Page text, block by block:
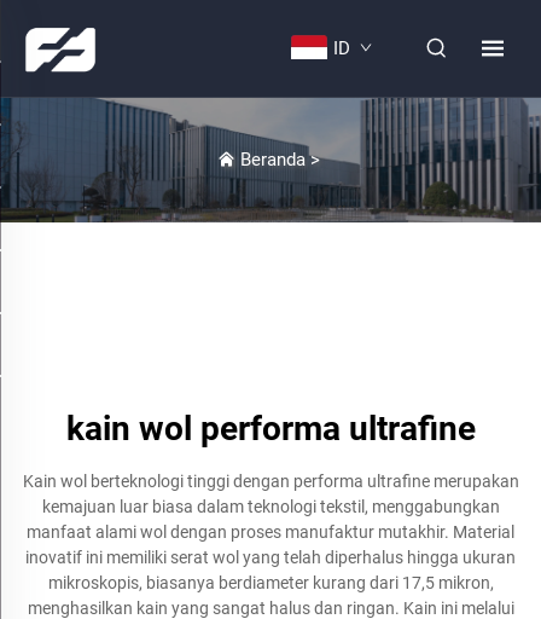
ID
Beranda>
kain wol performa ultrafine
Kain wol berteknologi tinggi dengan performa ultrafine merupakan
kemajuan luar biasa dalam teknologi tekstil, menggabungkan
manfaat alami wol dengan proses manufaktur mutakhir. Material
inovatif ini memiliki serat wol yang telah diperhalus hingga ukuran
mikroskopis, biasanya berdiameter kurang dari 17,5 mikron,
menghasilkan kain yang sangat halus dan ringan. Kain ini melalui